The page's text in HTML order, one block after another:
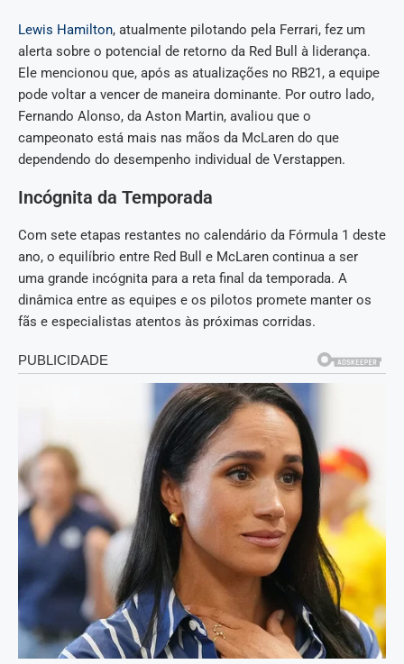
Lewis Hamilton, atualmente pilotando pela Ferrari, fez um
alerta sobre o potencial de retorno da Red Bull à liderança.
Ele mencionou que, após as atualizações no RB21, a equipe
pode voltar a vencer de maneira dominante. Por outro lado,
Fernando Alonso, da Aston Martin, avaliou que o
campeonato está mais nas mãos da McLaren do que
dependendo do desempenho individual de Verstappen.
Incógnita da Temporada
Com sete etapas restantes no calendário da Fórmula 1 deste
ano, o equilíbrio entre Red Bull e McLaren continua a ser
uma grande incógnita para a reta final da temporada. A
dinâmica entre as equipes e os pilotos promete manter os
fãs e especialistas atentos às próximas corridas.